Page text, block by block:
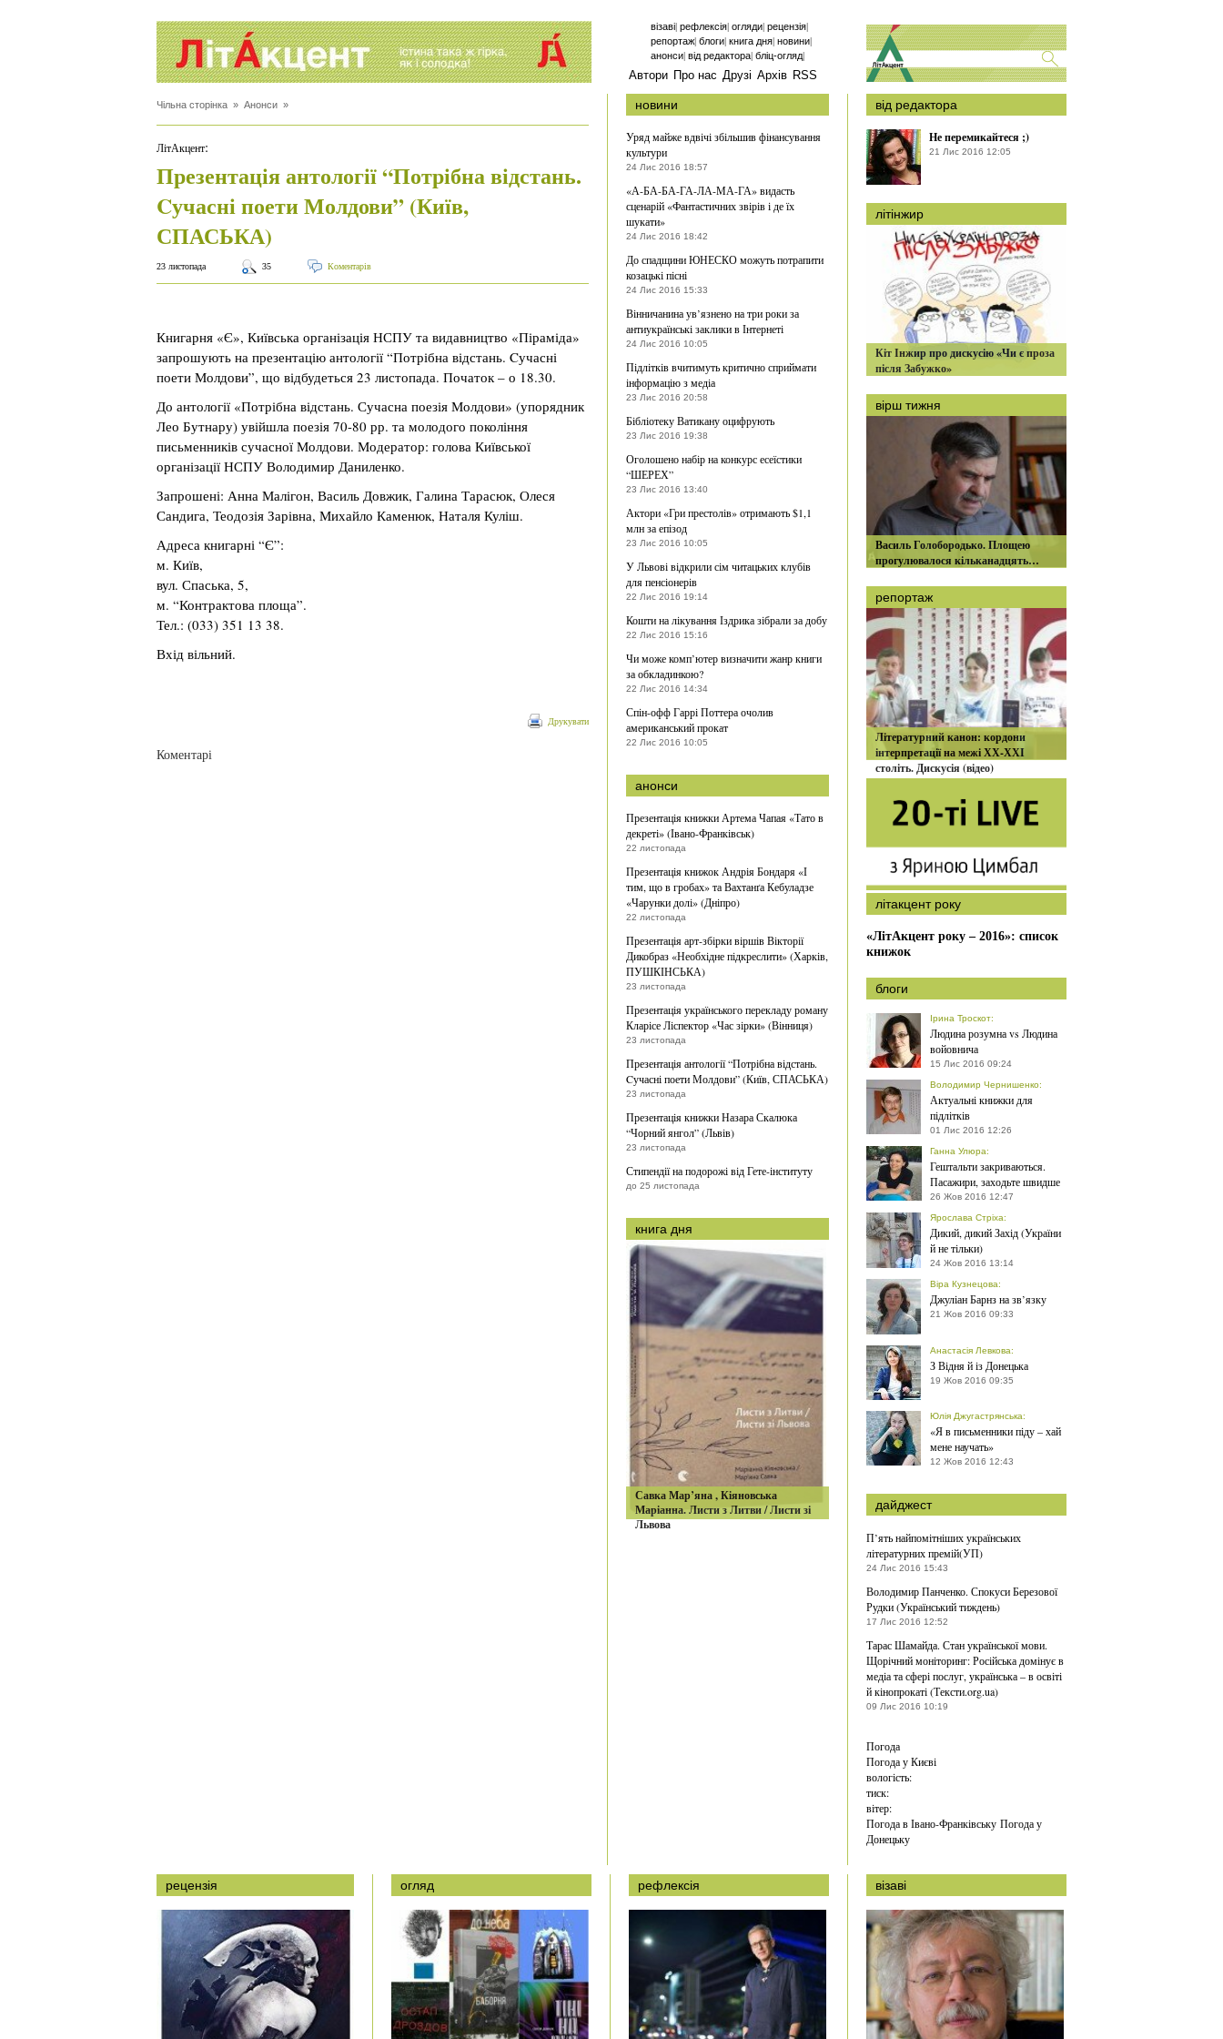
візаві| рефлексія| огляди| рецензія|
репортаж| блоги| книга дня| новини|
анонси| від редактора| бліц-огляд|
Автори Про нас Друзі Архів RSS
Чільна сторінка » Анонси »
ЛітАкцент:
Презентація антології “Потрібна відстань.
Cучасні поети Молдови” (Київ,
СПАСЬКА)
23 листопада 35 Коментарів
Книгарня «Є», Київська організація НСПУ та видавництво «Піраміда»
запрошують на презентацію антології “Потрібна відстань. Cучасні
поети Молдови”, що відбудеться 23 листопада. Початок – о 18.30.
До антології «Потрібна відстань. Сучасна поезія Молдови» (упорядник
Лео Бутнару) увійшла поезія 70-80 рр. та молодого покоління
письменників сучасної Молдови. Модератор: голова Київської
організації НСПУ Володимир Даниленко.
Запрошені: Анна Малігон, Василь Довжик, Галина Тарасюк, Олеся
Сандига, Теодозія Зарівна, Михайло Каменюк, Наталя Куліш.
Адреса книгарні “Є”:
м. Київ,
вул. Спаська, 5,
м. “Контрактова площа”.
Тел.: (033) 351 13 38.
Вхід вільний.
Друкувати
Коментарі
новини
Уряд майже вдвічі збільшив фінансування
культури
24 Лис 2016 18:57
«А-БА-БА-ГА-ЛА-МА-ГА» видасть
сценарій «Фантастичних звірів і де їх
шукати»
24 Лис 2016 18:42
До спадщини ЮНЕСКО можуть потрапити
козацькі пісні
24 Лис 2016 15:33
Вінничанина ув’язнено на три роки за
антиукраїнські заклики в Інтернеті
24 Лис 2016 10:05
Підлітків вчитимуть критично сприймати
інформацію з медіа
23 Лис 2016 20:58
Бібліотеку Ватикану оцифрують
23 Лис 2016 19:38
Оголошено набір на конкурс есеїстики
“ШЕРЕХ”
23 Лис 2016 13:40
Актори «Гри престолів» отримають $1,1
млн за епізод
23 Лис 2016 10:05
У Львові відкрили сім читацьких клубів
для пенсіонерів
22 Лис 2016 19:14
Кошти на лікування Іздрика зібрали за добу
22 Лис 2016 15:16
Чи може комп’ютер визначити жанр книги
за обкладинкою?
22 Лис 2016 14:34
Спін-офф Гаррі Поттера очолив
американський прокат
22 Лис 2016 10:05
анонси
Презентація книжки Артема Чапая «Тато в
декреті» (Івано-Франківськ)
22 листопада
Презентація книжок Андрія Бондаря «І
тим, що в гробах» та Вахтанґа Кебуладзе
«Чарунки долі» (Дніпро)
22 листопада
Презентація арт-збірки віршів Вікторії
Дикобраз «Необхідне підкреслити» (Харків,
ПУШКІНСЬКА)
23 листопада
Презентація українського перекладу роману
Кларісе Ліспектор «Час зірки» (Вінниця)
23 листопада
Презентація антології “Потрібна відстань.
Cучасні поети Молдови” (Київ, СПАСЬКА)
23 листопада
Презентація книжки Назара Скалюка
“Чорний янгол” (Львів)
23 листопада
Стипендії на подорожі від Гете-інституту
до 25 листопада
книга дня
Савка Мар’яна , Кiяновська
Марiанна. Листи з Литви / Листи зі
Львова
від редактора
Не перемикайтеся ;)
21 Лис 2016 12:05
літінжир
Кіт Інжир про дискусію «Чи є проза
після Забужко»
вірш тижня
Василь Голобородько. Площею
прогулювалося кільканадцять…
репортаж
Літературний канон: кордони
інтерпретації на межі ХХ-ХХІ
століть. Дискусія (відео)
літакцент року
«ЛітАкцент року – 2016»: список
книжок
блоги
Ірина Троскот:
Людина розумна vs Людина
войовнича
15 Лис 2016 09:24
Володимир Чернишенко:
Актуальні книжки для
підлітків
01 Лис 2016 12:26
Ганна Улюра:
Гештальти закриваються.
Пасажири, заходьте швидше
26 Жов 2016 12:47
Ярослава Стріха:
Дикий, дикий Захід (України
й не тільки)
24 Жов 2016 13:14
Віра Кузнецова:
Джуліан Барнз на зв’язку
21 Жов 2016 09:33
Анастасія Левкова:
З Відня й із Донецька
19 Жов 2016 09:35
Юлія Джугастрянська:
«Я в письменники піду – хай
мене научать»
12 Жов 2016 12:43
дайджест
П’ять найпомітніших українських
літературних премій(УП)
24 Лис 2016 15:43
Володимир Панченко. Спокуси Березової
Рудки (Український тиждень)
17 Лис 2016 12:52
Тарас Шамайда. Стан української мови.
Щорічний моніторинг: Російська домінує в
медіа та сфері послуг, українська – в освіті
й кінопрокаті (Тексти.org.ua)
09 Лис 2016 10:19
Погода
Погода уКиєві
вологість:
тиск:
вітер:
Погода в Івано-Франківську Погода у
Донецьку
рецензія огляд рефлексія візаві